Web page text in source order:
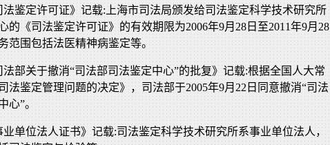
法鉴定许可证》记载:上海市司法局颁发给司法鉴定科学技术研究所
的《司法鉴定许可证》的有效期限为2006年9月28日至2011年9月28
范围包括法医精神病鉴定等。
法部关于撤消“司法部司法鉴定中心”的批复》记载:根据全国人大常
法鉴定管理问题的决定》，司法部于2005年9月22日同意撤消“司法
心”。
业单位法人证书》记载:司法鉴定科学技术研究所系事业单位法人，